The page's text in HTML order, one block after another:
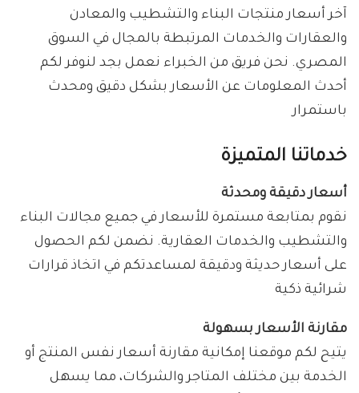
آخر أسعار منتجات البناء والتشطيب والمعادن
والعقارات والخدمات المرتبطة بالمجال في السوق
المصري. نحن فريق من الخبراء نعمل بجد لنوفر لكم
أحدث المعلومات عن الأسعار بشكل دقيق ومحدث
باستمرار
خدماتنا المتميزة
أسعار دقيقة ومحدثة
نقوم بمتابعة مستمرة للأسعار في جميع مجالات البناء
والتشطيب والخدمات العقارية. نضمن لكم الحصول
على أسعار حديثة ودقيقة لمساعدتكم في اتخاذ قرارات
شرائية ذكية
مقارنة الأسعار بسهولة
يتيح لكم موقعنا إمكانية مقارنة أسعار نفس المنتج أو
الخدمة بين مختلف المتاجر والشركات، مما يسهل